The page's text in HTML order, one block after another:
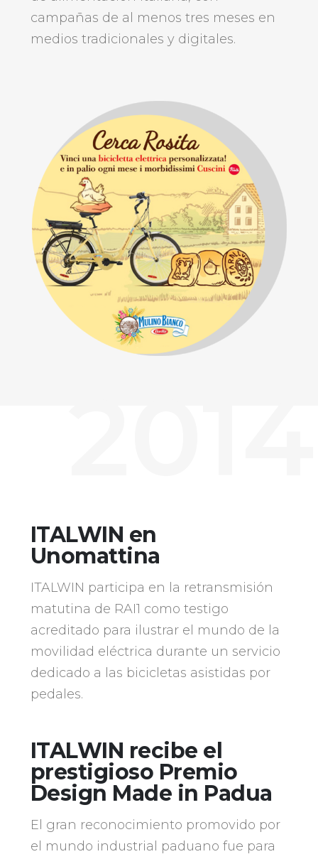
campañas de al menos tres meses en
medios tradicionales y digitales.
ITALWIN en
Unomattina
ITALWIN participa en la retransmisión
matutina de RAI1 como testigo
acreditado para ilustrar el mundo de la
movilidad eléctrica durante un servicio
dedicado a las bicicletas asistidas por
pedales.
ITALWIN recibe el
prestigioso Premio
Design Made in Padua
El gran reconocimiento promovido por
el mundo industrial paduano fue para